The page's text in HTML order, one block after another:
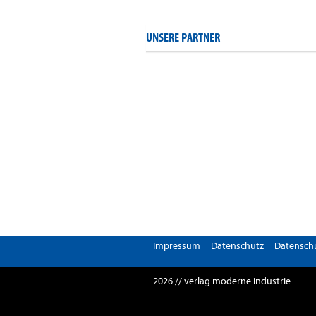
UNSERE PARTNER
Impressum Datenschutz
2026 // verlag moderne industrie